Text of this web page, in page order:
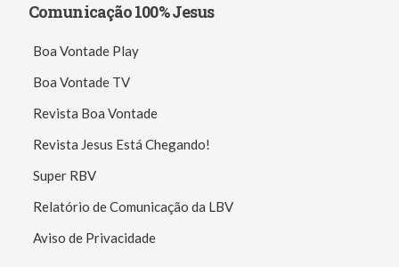
Comunicação 100% Jesus
Boa Vontade Play
Boa Vontade TV
Revista Boa Vontade
Revista Jesus Está Chegando!
Super RBV
Relatório de Comunicação da LBV
Aviso de Privacidade